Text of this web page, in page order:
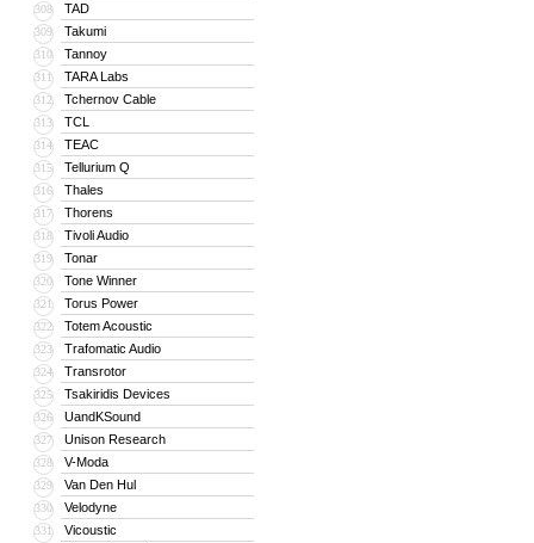
308 TAD
309 Takumi
310 Tannoy
311 TARA Labs
312 Tchernov Cable
313 TCL
314 TEAC
315 Tellurium Q
316 Thales
317 Thorens
318 Tivoli Audio
319 Tonar
320 Tone Winner
321 Torus Power
322 Totem Acoustic
323 Trafomatic Audio
324 Transrotor
325 Tsakiridis Devices
326 UandKSound
327 Unison Research
328 V-Moda
329 Van Den Hul
330 Velodyne
331 Vicoustic